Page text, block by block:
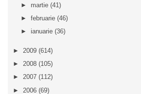
► martie (41)
► februarie (46)
► ianuarie (36)
► 2009 (614)
► 2008 (105)
► 2007 (112)
► 2006 (69)